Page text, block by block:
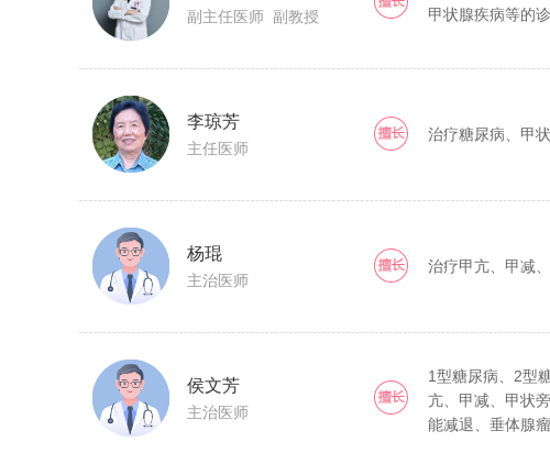
副主任医师 副教授
甲状腺疾病等的诊
李琼芳
主任医师
治疗糖尿病、甲
杨琨
主治医师
治疗甲亢、甲减、
侯文芳
主治医师
1型糖尿病、2型
亢、甲减、甲状
能减退、垂体腺